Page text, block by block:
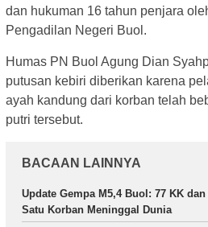
dan hukuman 16 tahun penjara
Pengadilan Negeri Buol.
Humas PN Buol Agung Dian
putusan kebiri diberikan karena
ayah kandung dari korban telah
putri tersebut.
BACAAN LAINNYA
Update Gempa M5,4 Buol: 77 KK
Satu Korban Meninggal Dunia